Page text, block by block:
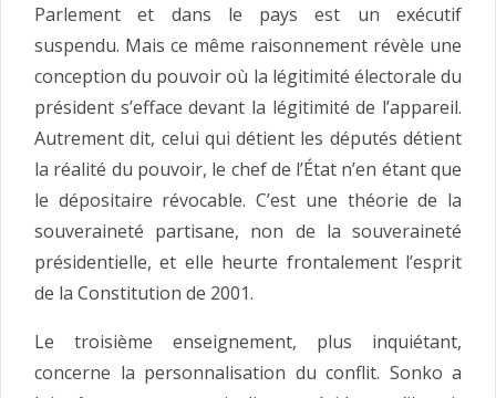
Parlement et dans le pays est un exécutif
suspendu. Mais ce même raisonnement révèle une
conception du pouvoir où la légitimité électorale du
président s’efface devant la légitimité de l’appareil.
Autrement dit, celui qui détient les députés détient
la réalité du pouvoir, le chef de l’État n’en étant que
le dépositaire révocable. C’est une théorie de la
souveraineté partisane, non de la souveraineté
présidentielle, et elle heurte frontalement l’esprit
de la Constitution de 2001.
Le troisième enseignement, plus inquiétant,
concerne la personnalisation du conflit. Sonko a